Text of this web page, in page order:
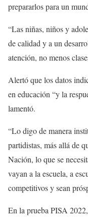
prepararlos para un
“Las niñas, niños y
de calidad y a un
atención, no menos
Alertó que los datos
en educación “y la
lamentó.
“Lo digo de manera
partidistas, más allá de
Nación, lo que se
vayan a la escuela, a
competitivos y sean
En la prueba PISA